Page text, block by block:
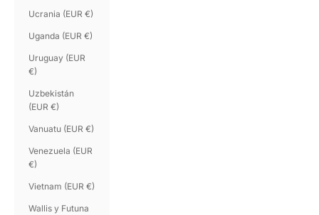
Ucrania (EUR €)
Uganda (EUR €)
Uruguay (EUR
€)
Uzbekistán
(EUR €)
Vanuatu (EUR €)
Venezuela (EUR
€)
Vietnam (EUR €)
Wallis y Futuna